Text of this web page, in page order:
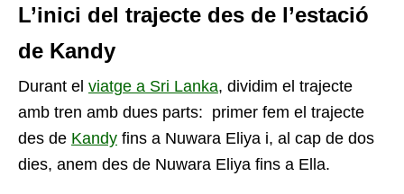
L’inici del trajecte des de l’estació
de Kandy
Durant el viatge a Sri Lanka, dividim el trajecte
amb tren amb dues parts: primer fem el trajecte
des de Kandy fins a Nuwara Eliya i, al cap de dos
dies, anem des de Nuwara Eliya fins a Ella.